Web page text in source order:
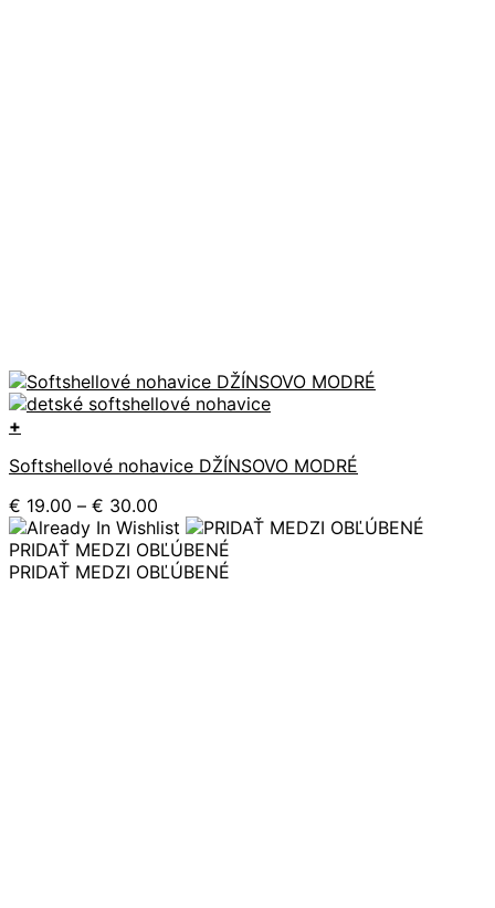
+
produkt
viacero
variantov.
Možnosti
si
Softshellové nohavice DŽÍNSOVO MODRÉ
€ 19.00 – € 30.00
range:
€ 19.00
through
PRIDAŤ MEDZI OBĽÚBENÉ
PRIDAŤ MEDZI OBĽÚBENÉ